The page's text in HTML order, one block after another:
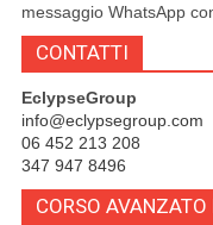
messaggio WhatsApp
CONTATTI
EclypseGroup
info@eclypsegroup.com
06 452 213 208
347 947 8496
CORSO AVANZATO